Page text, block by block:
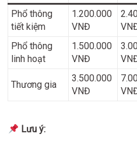
Phổ thông
tiết kiệm
1.200.000
VNĐ
Phổ thông
linh hoạt
1.500.000
VNĐ
Thương gia
3.500.000
VNĐ
Lưu ý: